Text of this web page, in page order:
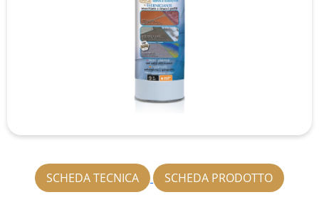
SCHEDA TECNICA SCHEDA PRODOTTO